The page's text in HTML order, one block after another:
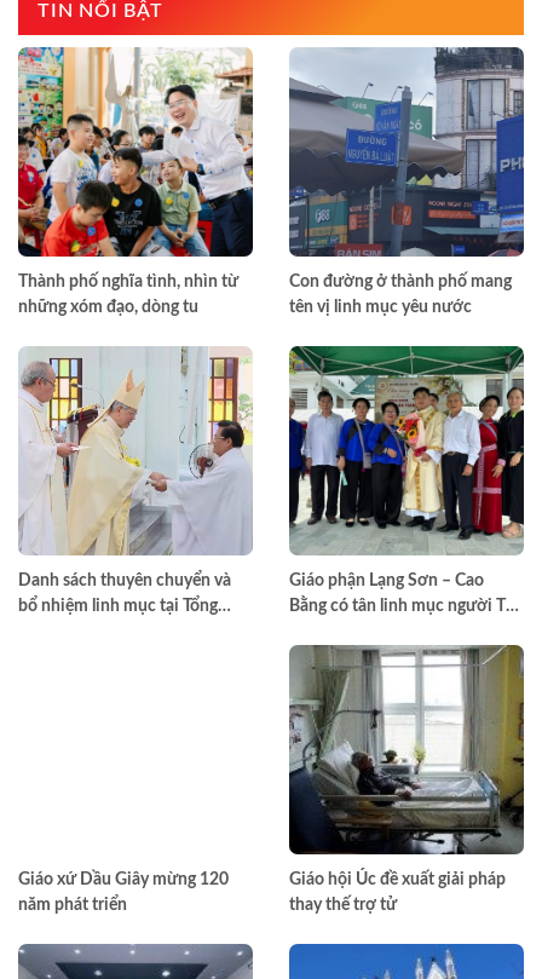
TIN NỔI BẬT
Thành phố nghĩa tình, nhìn từ
những xóm đạo, dòng tu
Con đường ở thành phố mang
tên vị linh mục yêu nước
Danh sách thuyên chuyển và
bổ nhiệm linh mục tại Tổng
Giáo phận Lạng Sơn – Cao
Bằng có tân linh mục người Tày
Giáo xứ Dầu Giây mừng 120
năm phát triển
Giáo hội Úc đề xuất giải pháp
thay thế trợ tử